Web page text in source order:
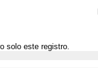
solo este registro.